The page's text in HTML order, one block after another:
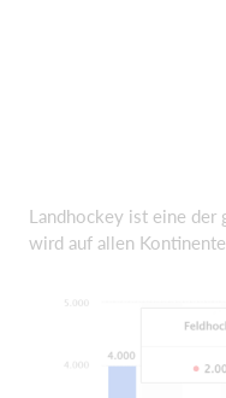
Landhockey ist eine der
wird auf allen